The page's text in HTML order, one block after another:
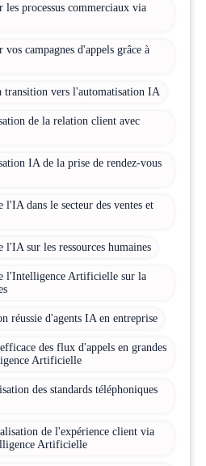
processus commerciaux via
campagnes d'appels grâce à
transition vers l'automatisation IA
de la relation client avec
IA de la prise de rendez-vous
dans le secteur des ventes et
l'IA sur les ressources humaines
l'Intelligence Artificielle sur la
réussie d'agents IA en entreprise
des flux d'appels en grandes
Artificielle
des standards téléphoniques
de l'expérience client via
Artificielle